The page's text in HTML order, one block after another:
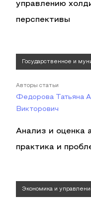
управлению
перспективы
Государственное и
Авторы статьи
Федорова Татьяна
Викторович
Анализ и оценка
практика и
Экономика и